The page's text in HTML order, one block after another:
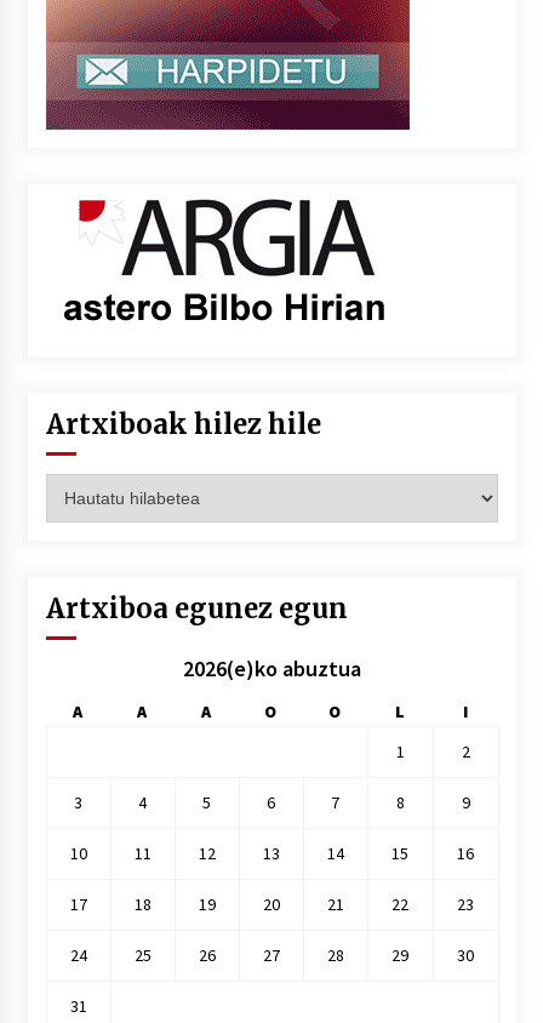
Artxiboak hilez hile
hilez
Artxiboa egunez egun
2026(e)ko abuztua
A A A O O L
I
1
2
3 4 5 6 7 8 9
10 11 12 13 14 15 16
17 18 19 20 21 22 23
24 25 26 27 28 29 30
31